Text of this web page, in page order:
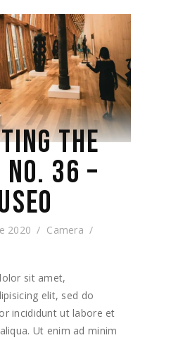
THE
NO. 36 –
2020
Camera
sit amet,
elit, sed do
incididunt ut labore et
Ut enim ad minim